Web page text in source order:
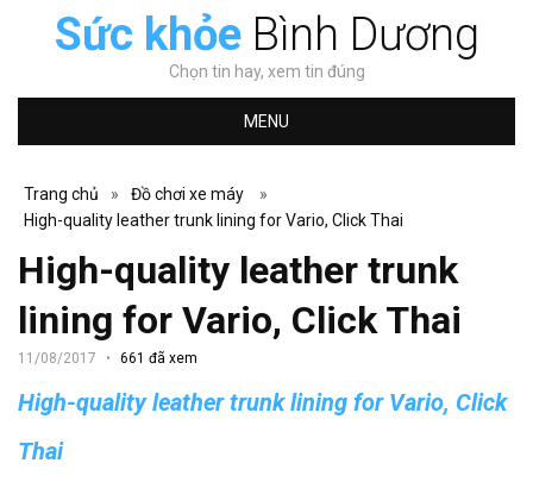
Sức khỏeBình Dương
Chọn tin hay, xem tin đúng
MENU
Trang chủ » Đồ chơi xe máy
»
High-quality leather trunk lining for Vario, Click Thai
High-quality leather trunk
lining for Vario, Click Thai
11/08/2017 661 đã xem
High-quality leather trunk lining for Vario, Click
Thai